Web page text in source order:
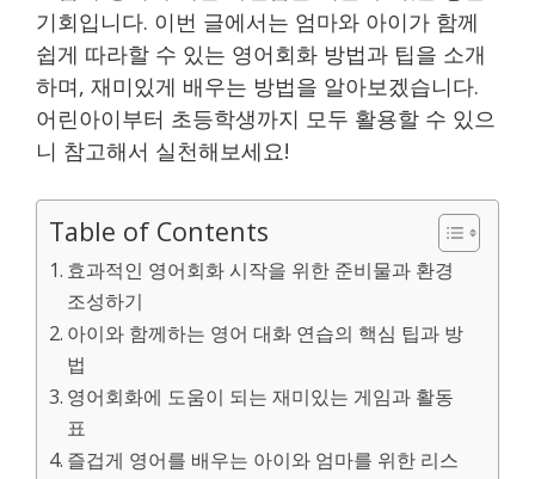
기회입니다. 이번 글에서는 엄마와 아이가 함께
쉽게 따라할 수 있는 영어회화 방법과 팁을 소개
하며, 재미있게 배우는 방법을 알아보겠습니다.
어린아이부터 초등학생까지 모두 활용할 수 있으
니 참고해서 실천해보세요!
Table of Contents
효과적인 영어회화 시작을 위한 준비물과 환경
조성하기
아이와 함께하는 영어 대화 연습의 핵심 팁과 방
법
영어회화에 도움이 되는 재미있는 게임과 활동
표
즐겁게 영어를 배우는 아이와 엄마를 위한 리스